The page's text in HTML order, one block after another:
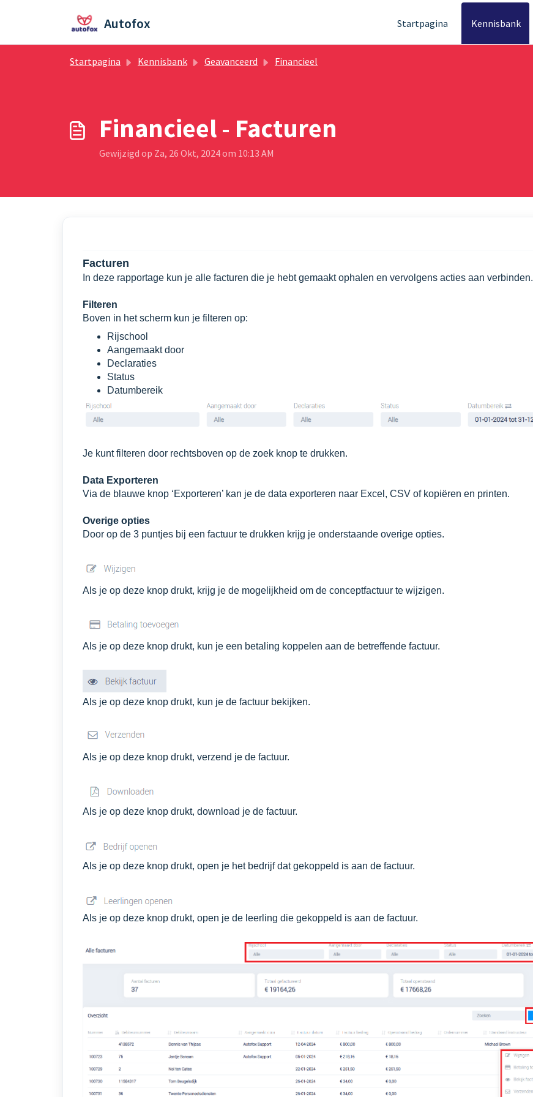
Autofox Startpagina Kennisbank
Startpagina Kennisbank Geavanceerd Financieel
Financieel - Facturen
Gewijzigd op Za, 26 Okt, 2024 om 10:13 AM
Facturen
In deze rapportage kun je alle facturen die je hebt gemaakt ophalen en vervolgens acties aan verbinden.
Filteren
Boven in het scherm kun je filteren op:
Rijschool
Aangemaakt door
Declaraties
Status
Datumbereik
Je kunt filteren door rechtsboven op de zoek knop te drukken.
Data Exporteren
Via de blauwe knop ‘Exporteren’ kan je de data exporteren naar Excel, CSV of kopiëren en printen.
Overige opties
Door op de 3 puntjes bij een factuur te drukken krijg je onderstaande overige opties.
Als je op deze knop drukt, krijg je de mogelijkheid om de conceptfactuur te wijzigen.
Als je op deze knop drukt, kun je een betaling koppelen aan de betreffende factuur.
Als je op deze knop drukt, kun je de factuur bekijken.
Als je op deze knop drukt, verzend je de factuur.
Als je op deze knop drukt, download je de factuur.
Als je op deze knop drukt, open je het bedrijf dat gekoppeld is aan de factuur.
Als je op deze knop drukt, open je de leerling die gekoppeld is aan de factuur.